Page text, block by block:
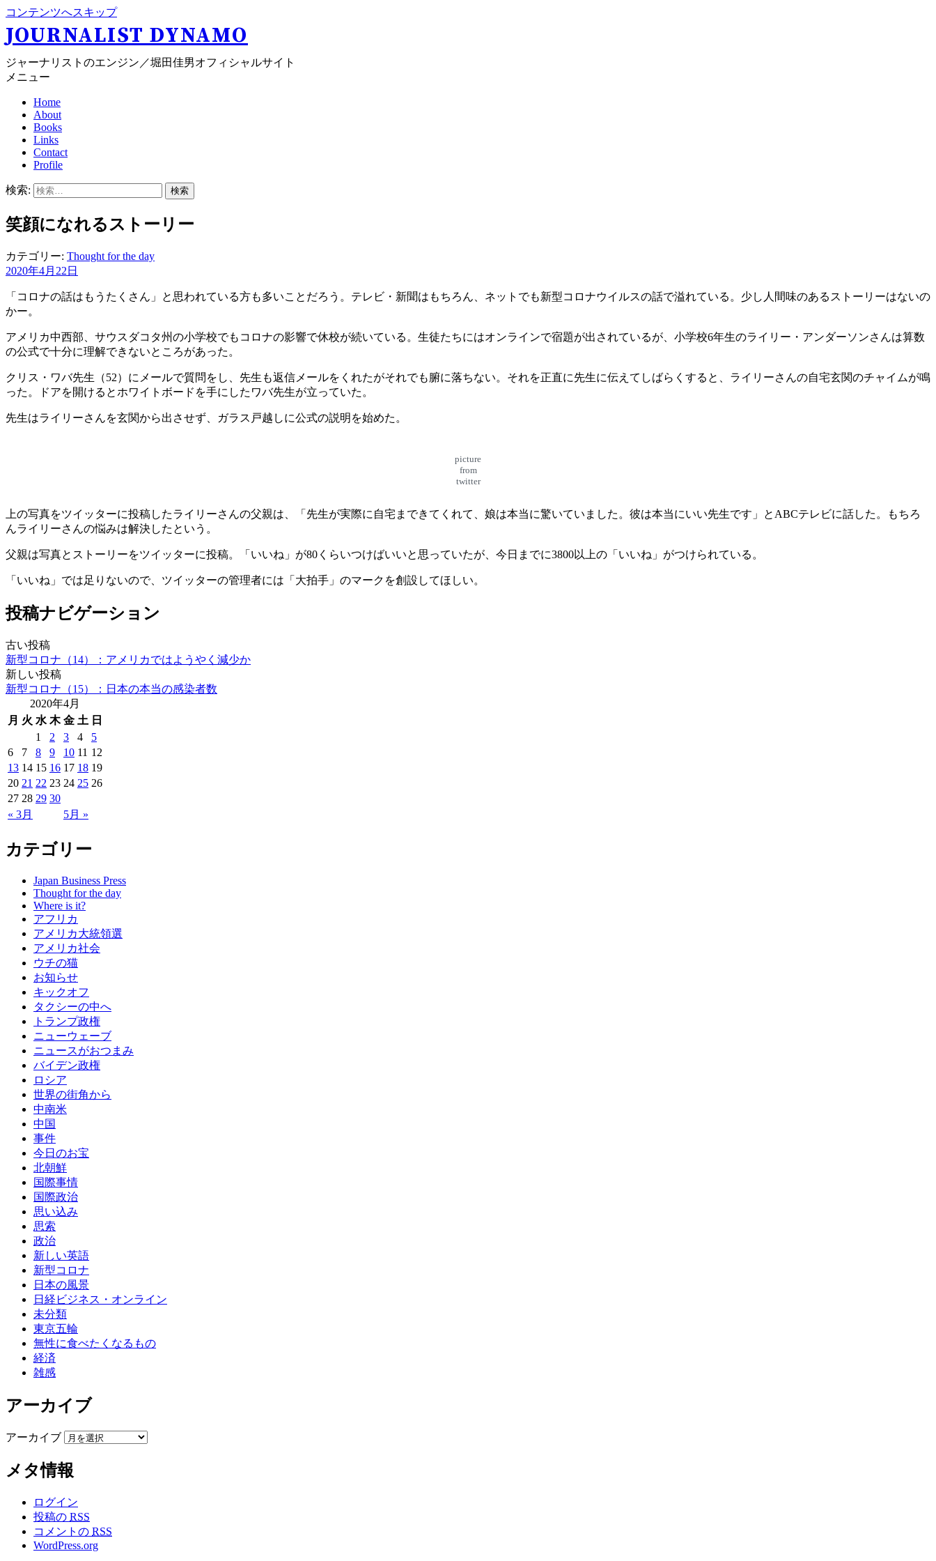
コンテンツへスキップ
JOURNALIST DYNAMO
ジャーナリストのエンジン／堀田佳男オフィシャルサイト
メニュー
Home
About
Books
Links
Contact
Profile
検索:
笑顔になれるストーリー
カテゴリー: Thought for the day
2020年4月22日
「コロナの話はもうたくさん」と思われている方も多いことだろう。テレビ・新聞はもちろん、ネットでも新型コロナウイルスの話で溢れている。少し人間味のあるストーリーはないの
かー。
アメリカ中西部、サウスダコタ州の小学校でもコロナの影響で休校が続いている。生徒たちにはオンラインで宿題が出されているが、小学校6年生のライリー・アンダーソンさんは算数
の公式で十分に理解できないところがあった。
クリス・ワバ先生（52）にメールで質問をし、先生も返信メールをくれたがそれでも腑に落ちない。それを正直に先生に伝えてしばらくすると、ライリーさんの自宅玄関のチャイムが鳴
った。ドアを開けるとホワイトボードを手にしたワバ先生が立っていた。
先生はライリーさんを玄関から出させず、ガラス戸越しに公式の説明を始めた。
picture
from
twitter
上の写真をツイッターに投稿したライリーさんの父親は、「先生が実際に自宅まできてくれて、娘は本当に驚いていました。彼は本当にいい先生です」とABCテレビに話した。もちろ
んライリーさんの悩みは解決したという。
父親は写真とストーリーをツイッターに投稿。「いいね」が80くらいつけばいいと思っていたが、今日までに3800以上の「いいね」がつけられている。
「いいね」では足りないので、ツイッターの管理者には「大拍手」のマークを創設してほしい。
投稿ナビゲーション
古い投稿
新型コロナ（14）：アメリカではようやく減少か
新しい投稿
新型コロナ（15）：日本の本当の感染者数
2020年4月
月 火 水 木 金 土 日
« 3月 5月 »
1 2 3 4
5
6
7 8 9 10 11 12
13 14 15 16 17 18 19
20 21 22 23 24 25 26
27 28 29 30
カテゴリー
Japan Business Press
Thought for the day
Where is it?
アフリカ
アメリカ大統領選
アメリカ社会
ウチの猫
お知らせ
キックオフ
タクシーの中へ
トランプ政権
ニューウェーブ
ニュースがおつまみ
バイデン政権
ロシア
世界の街角から
中南米
中国
事件
今日のお宝
北朝鮮
国際事情
国際政治
思い込み
思索
政治
新しい英語
新型コロナ
日本の風景
日経ビジネス・オンライン
未分類
東京五輪
無性に食べたくなるもの
経済
雑感
アーカイブ
アーカイブ
メタ情報
ログイン
投稿の RSS
コメントの RSS
WordPress.org